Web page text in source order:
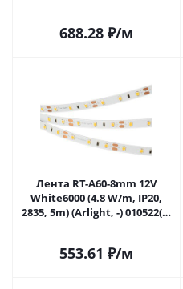
688.28 ₽/м
Лента RT-A60-8mm 12V
White6000 (4.8 W/m, IP20,
2835, 5m) (Arlight, -) 010522(2)
553.61 ₽/м